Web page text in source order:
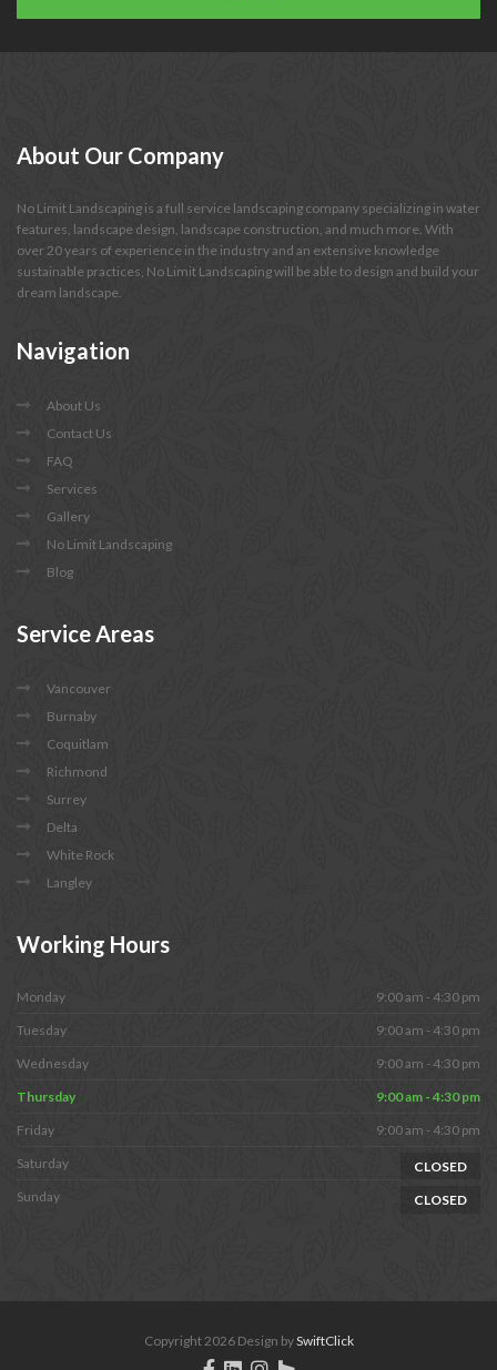
About Our Company
No Limit Landscaping is a full service landscaping company specializing in water
features, landscape design, landscape construction, and much more. With
over 20 years of experience in the industry and an extensive knowledge
sustainable practices, No Limit Landscaping will be able to design and build your
dream landscape.
Navigation
About Us
Contact Us
FAQ
Services
Gallery
No Limit Landscaping
Blog
ServiceAreas
Vancouver
Burnaby
Coquitlam
Richmond
Surrey
Delta
White Rock
Langley
Working Hours
Monday
9:00 am - 4:30 pm
Tuesday
9:00 am - 4:30 pm
Wednesday
9:00 am - 4:30 pm
Thursday
9:00 am - 4:30 pm
Friday
9:00 am - 4:30 pm
Saturday
CLOSED
Sunday
CLOSED
Copyright 2026 Design bySwiftClick